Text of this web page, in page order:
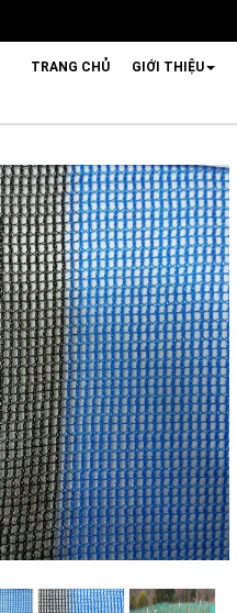
TRANG CHỦ GIỚI THIỆU